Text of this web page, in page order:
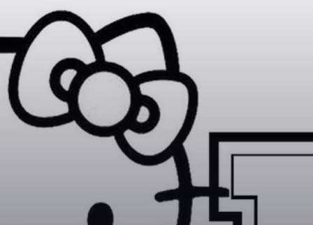
Đang mở https://giaydabonghana.com/hello-kitty